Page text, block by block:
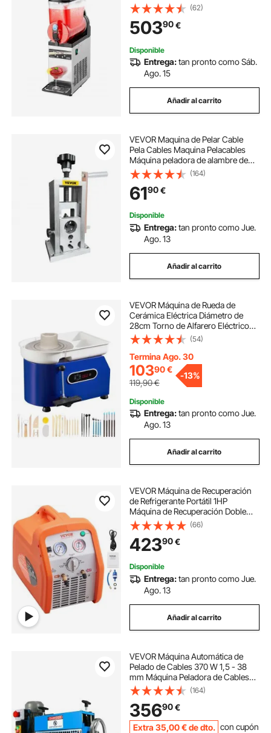
Preparar 60 Tazas de Margaritas,
Batidos y Granizados, para Fiestas
en Casa, Restaurantes, Cafeterías
(62)
50390€
Disponible
Entrega:tan pronto como Sáb.
Ago. 15
Añadir al carrito
VEVOR Maquina de Pelar Cable
Pela Cables Maquina Pelacables
Máquina peladora de alambre de
1,5-40 mm (0.06 a 1.57) accionada
por taladro peladora manual de
cobre
(164)
6190€
Disponible
Entrega:tan pronto como Jue.
Ago. 13
Añadir al carrito
VEVOR Máquina de Rueda de
Cerámica Eléctrica Diámetro de
28cm Torno de Alfarero Eléctrico
450W Máquina de Arcilla de
Cerámica 60-300 rpm Carga
Máxima de 8 kg con Pedal para
Modelar Artesanía Cerámica
(54)
Termina Ago. 30
10390€
119,90€
-13%
Disponible
Entrega:tan pronto como Jue.
Ago. 13
Añadir al carrito
VEVOR Máquina de Recuperación
de Refrigerante Portátil 1HP
Máquina de Recuperación Doble
Cilindro con Protección de Alta
Presión 1750 rpm para Vapor de
Refrigerante Líquido Aire
Acondicionado de Coche
(66)
42390€
Disponible
Entrega:tan pronto como Jue.
Ago. 13
Añadir al carrito
VEVOR Máquina Automática de
Pelado de Cables 370 W 1,5 - 38
mm Máquina Peladora de Cables
con 11 Canales y 10 Cuchillas 15
m/min Pelacables Eléctricos de
Metal con Mango Ajustable
Estructura Metálica
(164)
35690€
Extra 35,00 €de dto. con cupón